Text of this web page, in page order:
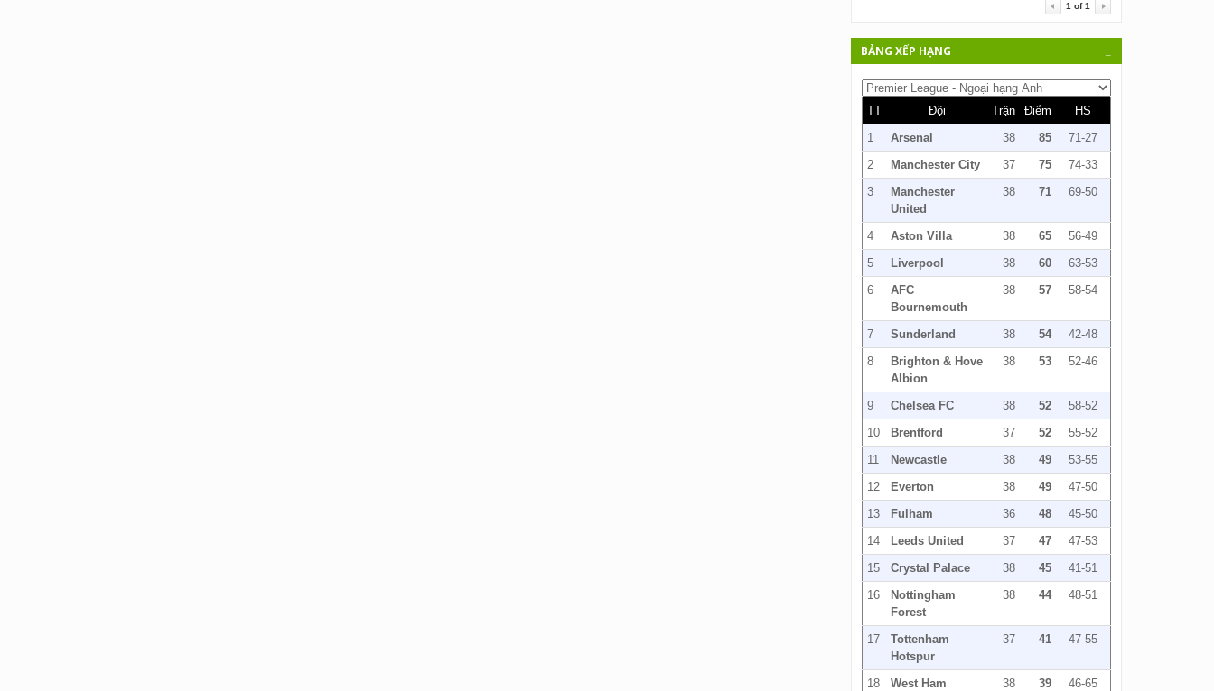
1 of1
BẢNG XẾP HẠNG
TT Đội Trận Điểm
HS
1
Arsenal 38 85
71-27
2
Manchester City 37 75
74-33
3
Manchester
United
38 71 69-50
4 Aston Villa 38 65
56-49
5
Liverpool 38 60
63-53
6
AFC
Bournemouth
38 57 58-54
7 Sunderland 38 54
42-48
8
Brighton & Hove
Albion
38 53 52-46
9 Chelsea FC 38 52
58-52
10
Brentford 37 52
55-52
11
Newcastle 38 49
53-55
12
Everton 38 49
47-50
13
Fulham 36 48
45-50
14
Leeds United 37 47
47-53
15
Crystal Palace 38 45
41-51
16
Nottingham
Forest
38 44 48-51
17
Tottenham
Hotspur
37 41 47-55
18
West Ham
38 39 46-65